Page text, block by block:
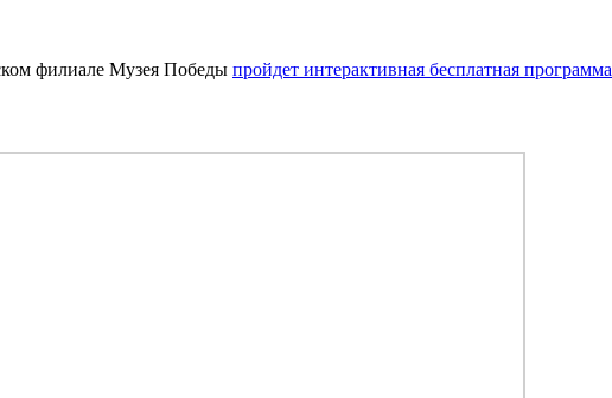
филиале Музея Победы пройдет интерактивная бесплатная программа